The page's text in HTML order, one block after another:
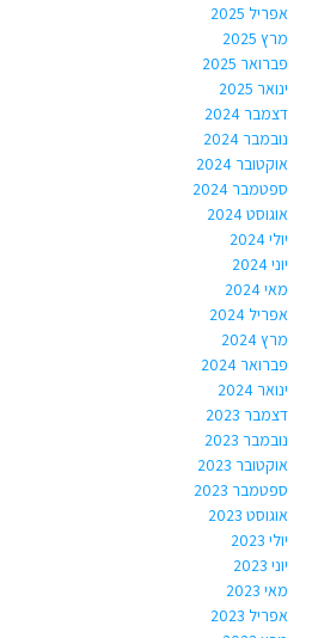
אפריל 2025
מרץ 2025
פברואר 2025
ינואר 2025
דצמבר 2024
נובמבר 2024
אוקטובר 2024
ספטמבר 2024
אוגוסט 2024
יולי 2024
יוני 2024
מאי 2024
אפריל 2024
מרץ 2024
פברואר 2024
ינואר 2024
דצמבר 2023
נובמבר 2023
אוקטובר 2023
ספטמבר 2023
אוגוסט 2023
יולי 2023
יוני 2023
מאי 2023
אפריל 2023